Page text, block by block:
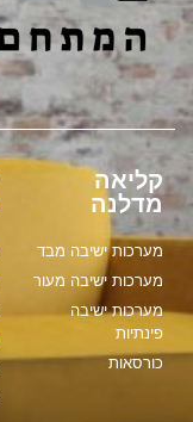
קליאה
מדלנה
מערכות ישיבה מבד
מערכות ישיבה מעור
מערכות ישיבה
פינתיות
כורסאות